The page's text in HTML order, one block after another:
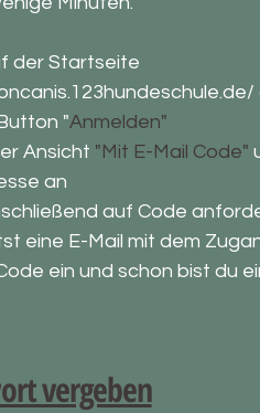
der Startseite
n "Anmelden"
Ansicht "Mit E-Mail Code"
an
auf Code
eine E-Mail mit dem
ein und schon bist du
vergeben